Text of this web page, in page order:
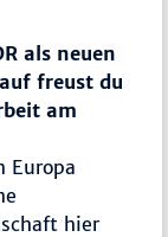
als neuen
freust du
am
Europa
hier